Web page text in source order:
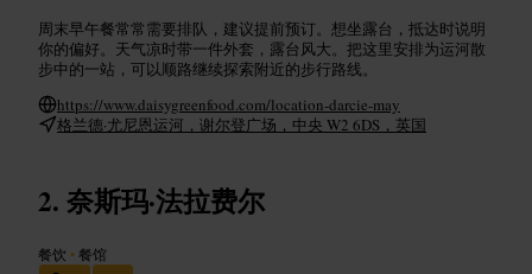
周末早午餐常常需要排队，建议提前预订。想坐露台，抵达时说明
你的偏好。天气凉时带一件外套，露台风大。把这里安排为运河散
步中的一站，可以顺路继续探索附近的步行路线。
https://www.daisygreenfood.com/location-darcie-may
格兰德·尤尼恩运河，谢尔登广场，中央 W2 6DS，英国
奈斯玛·法拉费尔
餐饮 •餐馆